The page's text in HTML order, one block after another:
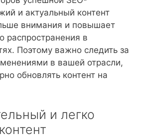
и актуальный контент
внимания и повышает
распространения в
Поэтому важно следить за
в вашей отрасли,
обновлять контент на
и легко